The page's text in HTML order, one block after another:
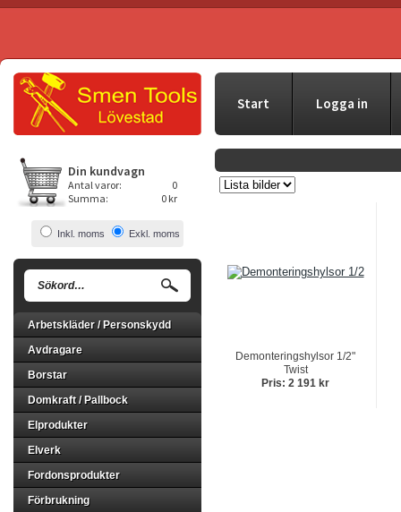
Start Logga in
Din kundvagn
Antal varor:
0
Summa:
0 kr
Inkl. moms Exkl. moms
Arbetskläder / Personskydd
Avdragare
Borstar
Domkraft / Pallbock
Elprodukter
Elverk
Fordonsprodukter
Förbrukning
Demonteringshylsor 1/2"
Twist
Pris: 2 191 kr